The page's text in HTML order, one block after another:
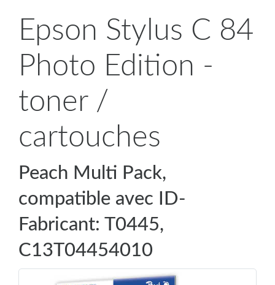
Epson Stylus C 84
Photo Edition -
toner /
cartouches
Peach Multi Pack,
compatible avec ID-
Fabricant: T0445,
C13T04454010